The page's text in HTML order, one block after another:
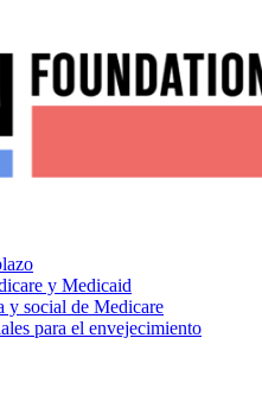
y Medicaid
y social de Medicare
para el envejecimiento